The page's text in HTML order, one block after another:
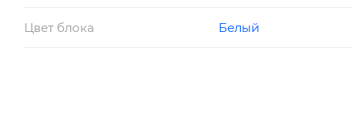
Цвет блока Белый